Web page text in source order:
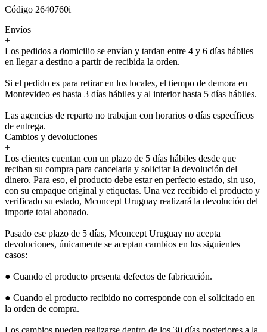
Código 2640760i
Envíos
+
Los pedidos a domicilio se envían y tardan entre 4 y 6 días hábiles
en llegar a destino a partir de recibida la orden.
Si el pedido es para retirar en los locales, el tiempo de demora en
Montevideo es hasta 3 días hábiles y al interior hasta 5 días hábiles.
Las agencias de reparto no trabajan con horarios o días específicos
de entrega.
Cambios y devoluciones
+
Los clientes cuentan con un plazo de 5 días hábiles desde que
reciban su compra para cancelarla y solicitar la devolución del
dinero. Para eso, el producto debe estar en perfecto estado, sin uso,
con su empaque original y etiquetas. Una vez recibido el producto y
verificado su estado, Mconcept Uruguay realizará la devolución del
importe total abonado.
Pasado ese plazo de 5 días, Mconcept Uruguay no acepta
devoluciones, únicamente se aceptan cambios en los siguientes
casos:
● Cuando el producto presenta defectos de fabricación.
● Cuando el producto recibido no corresponde con el solicitado en
la orden de compra.
Los cambios pueden realizarse dentro de los 30 días posteriores a la